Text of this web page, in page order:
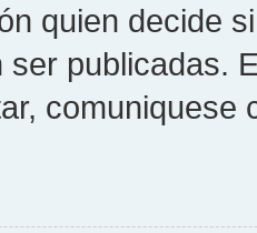
quien decide
ser publicadas.
comuniquese